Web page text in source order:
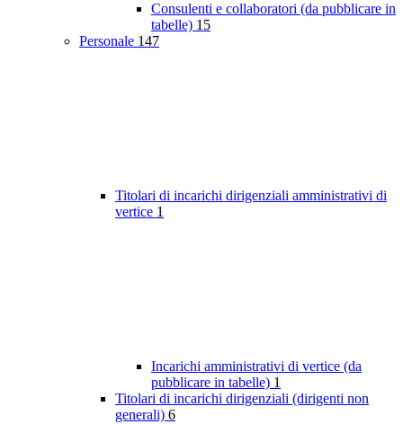
Consulenti e collaboratori (da pubblicare in
tabelle) 15
Personale 147
Titolari di incarichi dirigenziali amministrativi di
vertice 1
Incarichi amministrativi di vertice (da
pubblicare in tabelle) 1
Titolari di incarichi dirigenziali (dirigenti non
generali) 6